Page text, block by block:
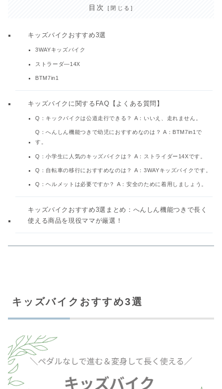
目次
キッズバイクおすすめ3選
3WAYキッズバイク
ストラーダ―14X
BTM7in1
キッズバイクに関するFAQ【よくある質問】
Q：キックバイクは公道走行できる？ A：いいえ、走れません。
Q：へんしん機能つきで幼児におすすめなのは？ A：BTM7in1で
す。
Q：小学生に人気のキッズバイクは？ A：ストライダー14Xです。
Q：自転車の移行におすすめなのは？ A：3WAYキッズバイクです。
Q：ヘルメットは必要ですか？ A：安全のために着用しましょう。
キッズバイクおすすめ3選まとめ：へんしん機能つきで長く
使える商品を現役ママが厳選！
キッズバイクおすすめ3選